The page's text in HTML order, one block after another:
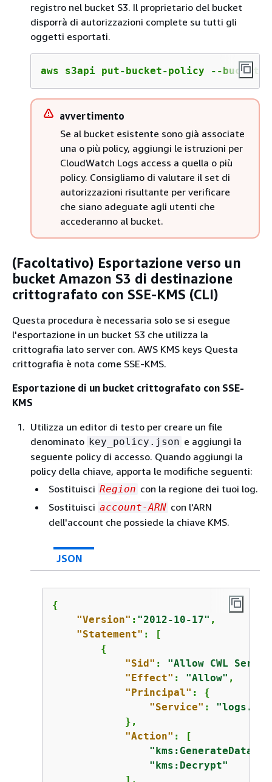
registro nel bucket S3. Il proprietario del bucket
disporrà di autorizzazioni complete su tutti gli
oggetti esportati.
aws s3api put-bucket-policy --bucket
avvertimento
Se al bucket esistente sono già associate
una o più policy, aggiungi le istruzioni per
CloudWatch Logs access a quella o più
policy. Consigliamo di valutare il set di
autorizzazioni risultante per verificare
che siano adeguate agli utenti che
accederanno al bucket.
(Facoltativo) Esportazione verso un
bucket Amazon S3 di destinazione
crittografato con SSE-KMS (CLI)
Questa procedura è necessaria solo se si esegue
l'esportazione in un bucket S3 che utilizza la
crittografia lato server con. AWS KMS keys Questa
crittografia è nota come SSE-KMS.
Esportazione di un bucket crittografato con SSE-
KMS
Utilizza un editor di testo per creare un file
denominato key_policy.json e aggiungi la
seguente policy di accesso. Quando aggiungi la
policy della chiave, apporta le modifiche seguenti:
Sostituisci Region con la regione dei tuoi log.
Sostituisci account-ARN con l'ARN
dell'account che possiede la chiave KMS.
JSON
{
"Version" : "2012-10-17" ,
"Statement" : [
{
"Sid" : "Allow CWL
"Effect" : "Allow" ,
"Principal" : {
"Service" : "logs.
            },
"Action" : [
"kms:Decrypt"
            ],